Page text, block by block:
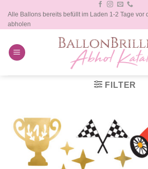
Inhalt
springen
Alle Ballons bereits befüllt im Laden 1-2 Tage vor
abholen
FILTER